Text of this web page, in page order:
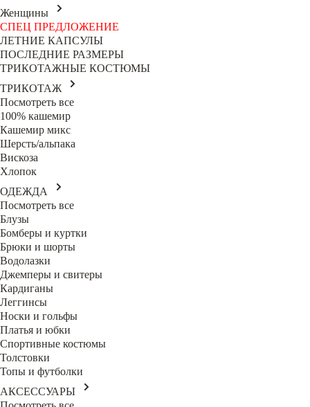
Женщины
СПЕЦ ПРЕДЛОЖЕНИЕ
ЛЕТНИЕ КАПСУЛЫ
ПОСЛЕДНИЕ РАЗМЕРЫ
ТРИКОТАЖНЫЕ КОСТЮМЫ
ТРИКОТАЖ
Посмотреть все
100% кашемир
Кашемир микс
Шерсть/альпака
Вискоза
Хлопок
ОДЕЖДА
Посмотреть все
Блузы
Бомберы и куртки
Брюки и шорты
Водолазки
Джемперы и свитеры
Кардиганы
Леггинсы
Носки и гольфы
Платья и юбки
Спортивные костюмы
Толстовки
Топы и футболки
АКСЕССУАРЫ